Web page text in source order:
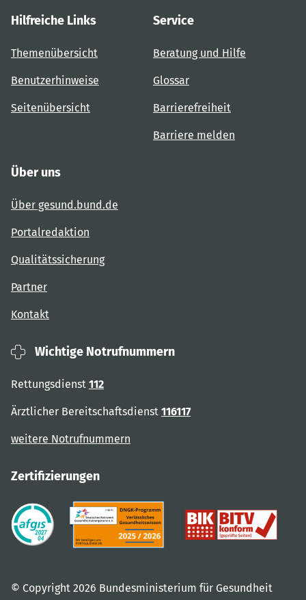
Hilfreiche Links
Themenübersicht
Benutzerhinweise
Seitenübersicht
Service
Beratung und Hilfe
Glossar
Barrierefreiheit
Barriere melden
Über uns
Über gesund.bund.de
Portalredaktion
Qualitätssicherung
Partner
Kontakt
Wichtige Notrufnummern
Rettungsdienst 112
Ärztlicher Bereitschaftsdienst 116117
weitere Notrufnummern
Zertifizierungen
© Copyright 2026 Bundesministerium für Gesundheit